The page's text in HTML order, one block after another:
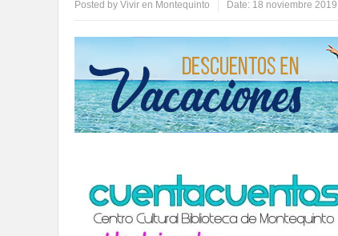
Posted by Vivir en Montequinto Date: 18 noviembre 2019